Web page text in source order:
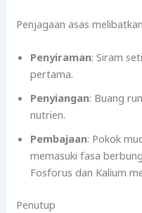
Penjagaan asas
Penyiraman: Siram
pertama.
Penyiangan: Buang
nutrien.
Pembajaan: Pokok
memasuki fasa
Fosforus dan Kalium
Penutup